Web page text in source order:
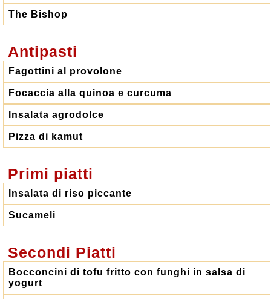
The Bishop
Antipasti
Fagottini al provolone
Focaccia alla quinoa e curcuma
Insalata agrodolce
Pizza di kamut
Primi piatti
Insalata di riso piccante
Sucameli
Secondi Piatti
Bocconcini di tofu fritto con funghi in salsa di
yogurt